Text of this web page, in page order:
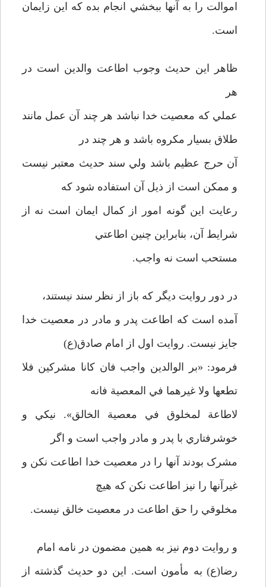
اموالت را به آنها ببخشي انجام بده که اين زايمان
است.
ظاهر اين حديث وجوب اطاعت والدين است در
هر
عملي که معصيت خدا نباشد هر چند آن عمل مانند
طلاق بسيار مکروه باشد و هر چند در
آن حرج عظيم باشد ولي سند حديث معتبر نيست
و ممکن است از ذيل آن استفاده شود که
رعايت اين گونه امور از کمال ايمان است نه از
شرايط آن، بنابراين چنين اطاعتي
مستحب است نه واجب.
در دور روايت ديگر که باز از نظر سند نيستند،
آمده است که اطاعت پدر و مادر در معصيت خدا
جايز نيست. روايت اول از امام صادق(ع)
فرمود: «بر الوالدين واجب فان کانا مشرکين فلا
تطعها ولا غيرهما في المعصية فانه
لاطاعة لمخلوق في معصية الخالق». نيکي و
خوشرفتاري با پدر و مادر واجب است و اگر
مشرک بودند آنها را در معصيت خدا اطاعت نکن و
غيرآنها را نيز اطاعت نکن که هيچ
مخلوقي را حق اطاعت در معصيت خالق نيست.
و روايت دوم نيز به همين مضمون در نامه امام
رضا(ع) به مأمون است. اين دو حديث گذشته از